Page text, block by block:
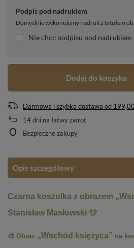
Podpis pod nadrukiem
Domyślnie wykonujemy nadruk z tytułem
Nie chcę podpisu pod nadrukiem
Dodaj do koszyka
Darmowa i szybka dostawa od
14dni na łatwy zwrot
Bezpieczne zakupy
Opis szczegółowy
Czarna koszulka z obrazem
Stanisław Masłowski 👕
🎨 Obraz „Wschód księżyca” na